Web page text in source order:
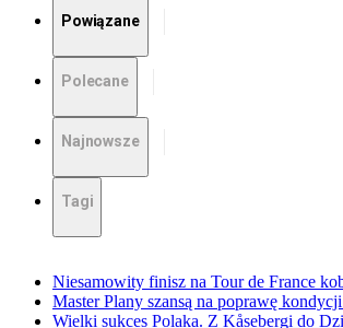
Powiązane
Polecane
Najnowsze
Tagi
Niesamowity finisz na Tour de France
Master Plany szansą na poprawę
Wielki sukces Polaka. Z Kåsebergi do